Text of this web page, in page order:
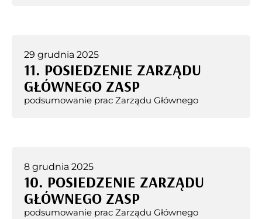
29 grudnia 2025
11. POSIEDZENIE ZARZĄDU
GŁÓWNEGO ZASP
podsumowanie prac Zarządu Głównego
8 grudnia 2025
10. POSIEDZENIE ZARZĄDU
GŁÓWNEGO ZASP
podsumowanie prac Zarządu Głównego